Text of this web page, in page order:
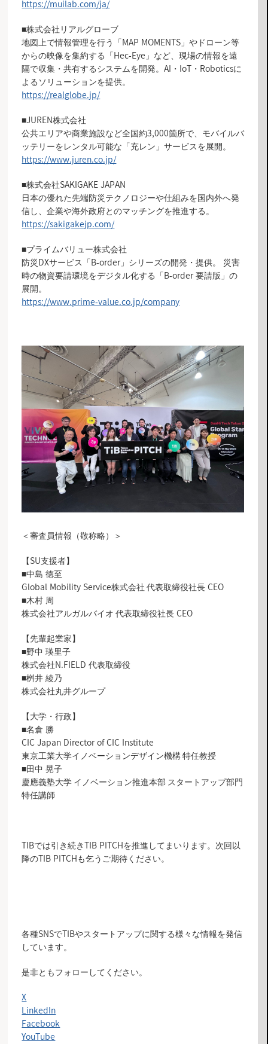
https://muilab.com/ja/
■株式会社リアルグローブ
地図上で情報管理を行う「MAP MOMENTS」やドローン等
からの映像を集約する「Hec-Eye」など、現場の情報を遠
隔で収集・共有するシステムを開発。AI・IoT・Roboticsに
よるソリューションを提供。
https://realglobe.jp/
■JUREN株式会社
公共エリアや商業施設など全国約3,000箇所で、モバイルバ
ッテリーをレンタル可能な「充レン」サービスを展開。
https://www.juren.co.jp/
■株式会社SAKIGAKE JAPAN
日本の優れた先端防災テクノロジーや仕組みを国内外へ発
信し、企業や海外政府とのマッチングを推進する。
https://sakigakejp.com/
■プライムバリュー株式会社
防災DXサービス「B-order」シリーズの開発・提供。 災害
時の物資要請環境をデジタル化する「B-order 要請版」の
展開。
https://www.prime-value.co.jp/company
＜審査員情報（敬称略）＞
【SU支援者】
■中島 徳至
Global Mobility Service株式会社​ 代表取締役社長 CEO
■木村 周
株式会社アルガルバイオ​ 代表取締役社長 CEO
【先輩起業家】
■野中 瑛里子
株式会社N.FIELD 代表取締役
■桝井 綾乃
株式会社丸井グループ
【大学・行政】
■名倉 勝
CIC Japan Director of CIC Institute​
東京工業大学イノベーションデザイン機構​ 特任教授
■田中 晃子
慶應義塾大学​ イノベーション推進本部​ スタートアップ部門
特任講師
TIBでは引き続きTIB PITCHを推進してまいります。次回以
降のTIB PITCHも乞うご期待ください。
各種SNSでTIBやスタートアップに関する様々な情報を発信
しています。
是非ともフォローしてください。
X
LinkedIn
Facebook
YouTube